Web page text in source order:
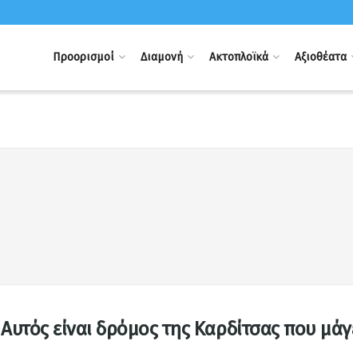
Προορισμοί Διαμονή Ακτοπλοϊκά Αξιοθέατα
Αυτός είναι δρόμος της Καρδίτσας που